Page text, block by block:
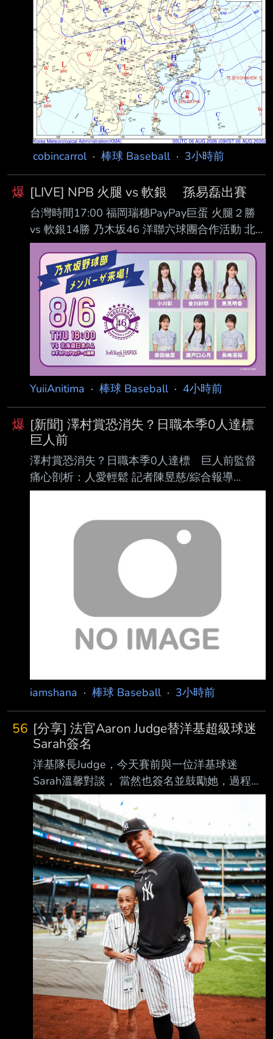
外） 且比賽中途將新增降溫休息 此項措施預計
持續到9月6日 先前在仁川球場舉行的 LG VS
SSG之戰 有觀眾看球看到一半疑似心臟奏停
（23歲 李某） 現在確定23歲李先生確定是酷暑
脫水導致昏厥 李先生也已在今日康復出院 --
cobincarrol· 棒球 Baseball· 3小時前
爆 [LIVE] NPB 火腿 vs 軟銀 孫易磊出賽
台灣時間17:00 福岡瑞穗PayPay巨蛋 火腿２勝
vs 軟銀14勝 乃木坂46 洋聯六球團合作活動 北
海道日本火腿鬥士 (56-45) AVG OBP SLG OPS
HR RBI PA １. 水野達稀 (L) SS .293 .339 .453
.791 8 35 399 ２. 五十幡亮汰 (L) CF .203 .227
.250 .477 0 1 70 ３. 万波中正 (R) RF .270 .339
.493 .831 20 49 382 ４. Franmil Reyes (R) DH
YuiiAnitima · 棒球 Baseball· 4小時前
爆 [新聞] 澤村賞恐消失？日職本季0人達標
巨人前
澤村賞恐消失？日職本季0人達標 巨人前監督
痛心剖析：人愛輕鬆 記者陳昱慈/綜合報導
2026-08-06 16:51:51 隨著近代棒球投手分工越
讀賣巨人隊監督 、現任「澤村賞」選考委員會會
長堀内恒夫今（6）日在個人部落格發文，對當
前先發投 手完投數急遽減少的現象表達強烈危機
感。他痛心直言，若未來再也沒有投手追求完
投， 「澤村賞這個獎項的存續問題，恐怕也必須
被拿出來檢討了。」 傳承澤村榮治精神！澤村賞
比大聯盟賽揚獎還悠久 現年78歲的堀內恒夫，6
日在個人部落格發文
iamshana · 棒球 Baseball· 3小時前
56 [分享] 法官Aaron Judge替洋基超級球迷
Sarah簽名
洋基隊長Judge，今天賽前與一位洋基球迷
Sarah溫馨對談， 當然也簽名並鼓勵她，過程中
回應不忘給予眼神關懷。 今天對於她是難以忘
懷的美好日子。 (洋蔥~~) 法官真的是非常讓人
佩服的球星之一，X, IG還是Reddit等都讚賞。
What it's all about @TheJudge44 had the
opportunity to meet Yankees Superfan Sarah
before tonight's game!
https://x.com/Yankees/status/208